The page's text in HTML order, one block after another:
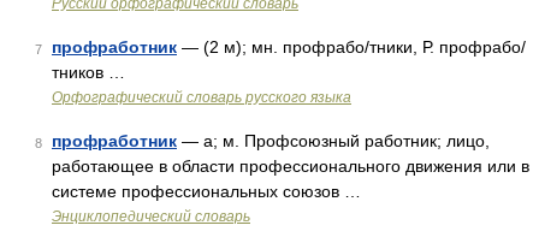
Русский орфографический словарь
7 профработник — (2 м); мн. профрабо/тники, Р. профрабо/
тников …
Орфографический словарь русского языка
8 профработник — а; м. Профсоюзный работник; лицо,
работающее в области профессионального движения или в
системе профессиональных союзов …
Энциклопедический словарь